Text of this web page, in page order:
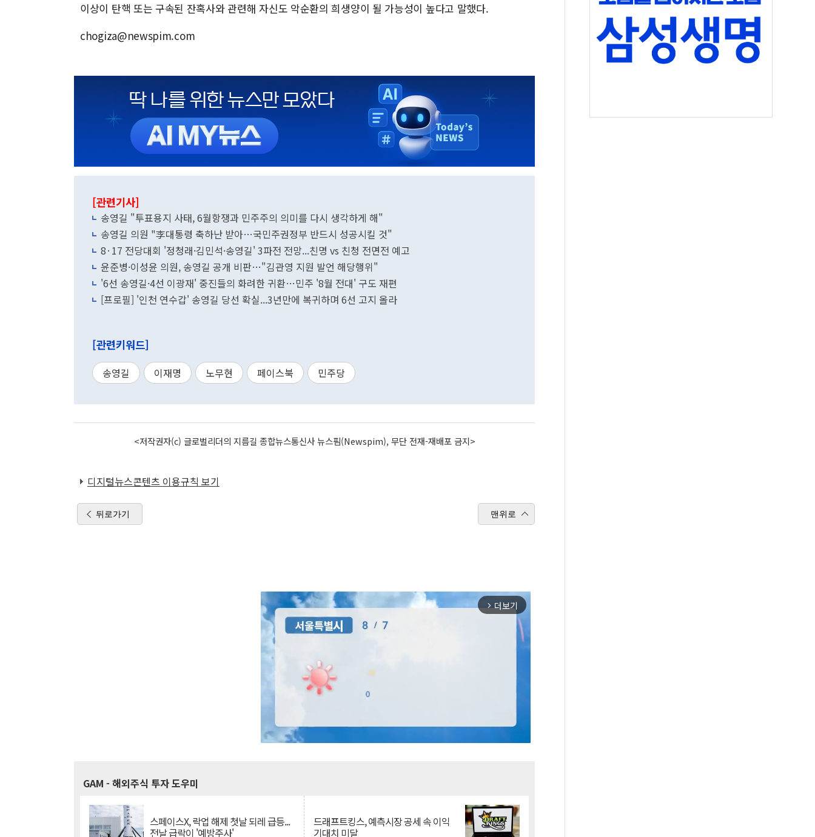
이상이 탄핵 또는 구속된 잔혹사와 관련해 자신도 악순환의 희생양이 될 가능성이 높다고 말했다.
chogiza@newspim.com
[관련기사]
송영길 "투표용지 사태, 6월항쟁과 민주주의 의미를 다시 생각하게 해"
송영길 의원 "李대통령 축하난 받아…국민주권정부 반드시 성공시킬 것"
8·17 전당대회 '정청래·김민석·송영길' 3파전 전망...친명 vs 친청 전면전 예고
윤준병·이성윤 의원, 송영길 공개 비판…"김관영 지원 발언 해당행위"
'6선 송영길·4선 이광재' 중진들의 화려한 귀환…민주 '8월 전대' 구도 재편
[프로필] '인천 연수갑' 송영길 당선 확실...3년만에 복귀하며 6선 고지 올라
[관련키워드]
송영길 이재명 노무현 페이스북 민주당
<저작권자(c) 글로벌리더의 지름길 종합뉴스통신사 뉴스핌(Newspim), 무단 전재-재배포 금지>
디지털뉴스콘텐츠 이용규칙 보기
뒤로가기 맨위로
arrow_forward_ios 더보기
GAM - 해외주식 투자 도우미
스페이스X, 락업 해제 첫날 되레 급등...
전날 급락이 '예방주사'
드래프트킹스, 예측시장 공세 속 이익
기대치 미달